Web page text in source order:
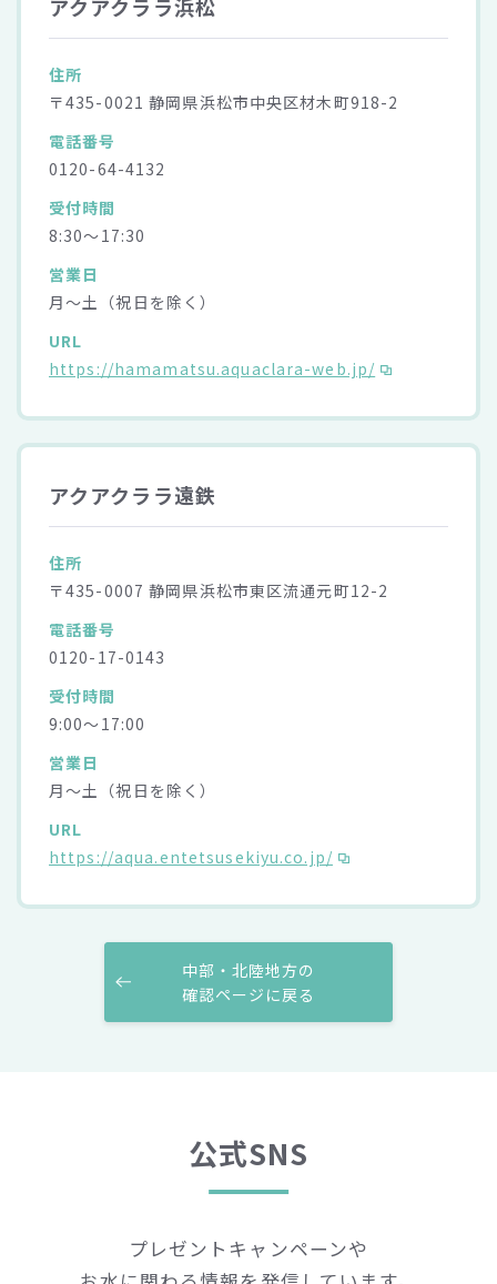
アクアクララ浜松
住所
〒435-0021 静岡県浜松市中央区材木町918-2
電話番号
0120-64-4132
受付時間
8:30～17:30
営業日
月～土（祝日を除く）
URL
https://hamamatsu.aquaclara-web.jp/
アクアクララ遠鉄
住所
〒435-0007 静岡県浜松市東区流通元町12-2
電話番号
0120-17-0143
受付時間
9:00～17:00
営業日
月～土（祝日を除く）
URL
https://aqua.entetsusekiyu.co.jp/
中部・北陸地方の
確認ページに戻る
公式SNS
プレゼントキャンペーンや